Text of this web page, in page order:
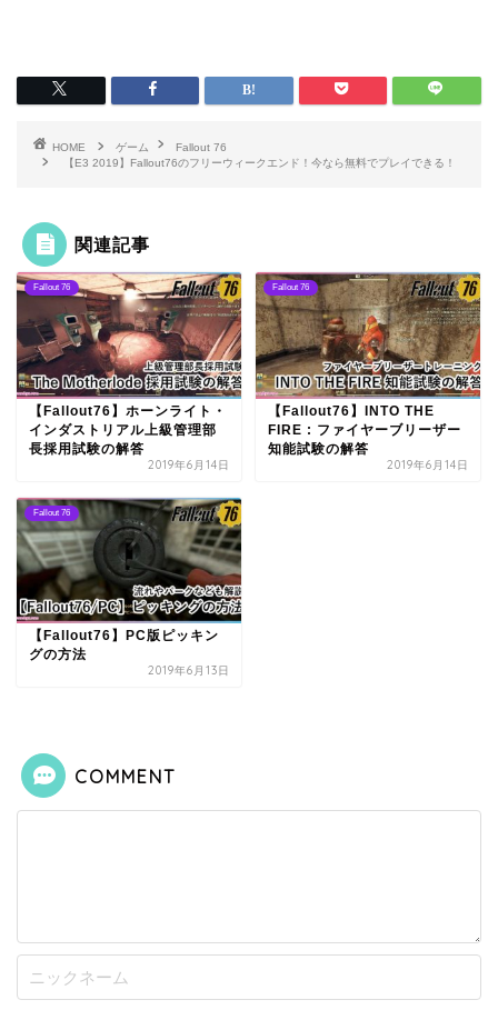
HOME ゲーム
Fallout 76
【E3 2019】Fallout76のフリーウィークエンド！今なら無料でプレイできる！
関連記事
Fallout 76
【Fallout76】ホーンライト・
インダストリアル上級管理部
長採用試験の解答
2019年6月14日
Fallout 76
【Fallout76】INTO THE
FIRE : ファイヤーブリーザー
知能試験の解答
2019年6月14日
Fallout 76
【Fallout76】PC版ピッキン
グの方法
2019年6月13日
COMMENT